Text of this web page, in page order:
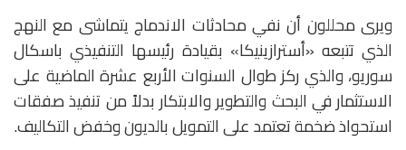
ويرى محللون أن نفي محادثات الاندماج يتماشى مع النهج
الذي تتبعه «أسترازينيكا» بقيادة رئيسها التنفيذي باسكال
سوريو، والذي ركز طوال السنوات الأربع عشرة الماضية على
الاستثمار في البحث والتطوير والابتكار بدلاً من تنفيذ صفقات
استحواذ ضخمة تعتمد على التمويل بالديون وخفض التكاليف.